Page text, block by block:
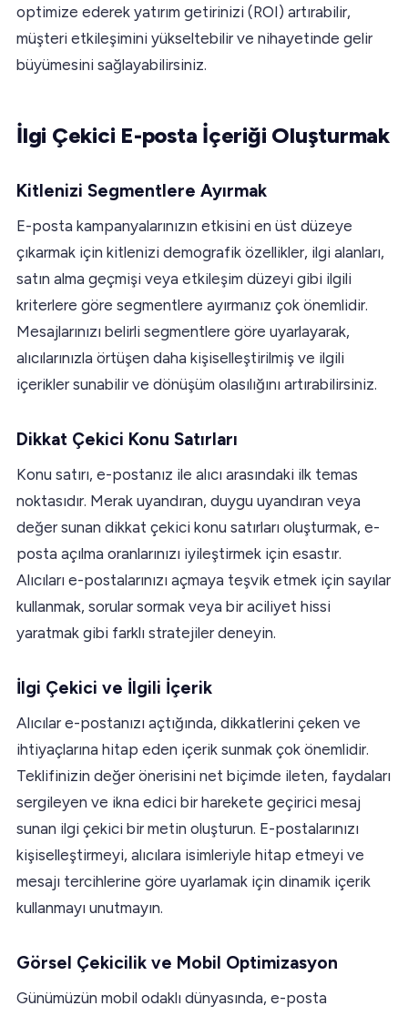
optimize ederek yatırım getirinizi (ROI) artırabilir,
müşteri etkileşimini yükseltebilir ve nihayetinde gelir
büyümesini sağlayabilirsiniz.
İlgi Çekici E-posta İçeriği Oluşturmak
Kitlenizi Segmentlere Ayırmak
E-posta kampanyalarınızın etkisini en üst düzeye
çıkarmak için kitlenizi demografik özellikler, ilgi alanları,
satın alma geçmişi veya etkileşim düzeyi gibi ilgili
kriterlere göre segmentlere ayırmanız çok önemlidir.
Mesajlarınızı belirli segmentlere göre uyarlayarak,
alıcılarınızla örtüşen daha kişiselleştirilmiş ve ilgili
içerikler sunabilir ve dönüşüm olasılığını artırabilirsiniz.
Dikkat Çekici Konu Satırları
Konu satırı, e-postanız ile alıcı arasındaki ilk temas
noktasıdır. Merak uyandıran, duygu uyandıran veya
değer sunan dikkat çekici konu satırları oluşturmak, e-
posta açılma oranlarınızı iyileştirmek için esastır.
Alıcıları e-postalarınızı açmaya teşvik etmek için sayılar
kullanmak, sorular sormak veya bir aciliyet hissi
yaratmak gibi farklı stratejiler deneyin.
İlgi Çekici ve İlgili İçerik
Alıcılar e-postanızı açtığında, dikkatlerini çeken ve
ihtiyaçlarına hitap eden içerik sunmak çok önemlidir.
Teklifinizin değer önerisini net biçimde ileten, faydaları
sergileyen ve ikna edici bir harekete geçirici mesaj
sunan ilgi çekici bir metin oluşturun. E-postalarınızı
kişiselleştirmeyi, alıcılara isimleriyle hitap etmeyi ve
mesajı tercihlerine göre uyarlamak için dinamik içerik
kullanmayı unutmayın.
Görsel Çekicilik ve Mobil Optimizasyon
Günümüzün mobil odaklı dünyasında, e-posta